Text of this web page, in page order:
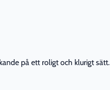
på ett roligt och klurigt sätt.